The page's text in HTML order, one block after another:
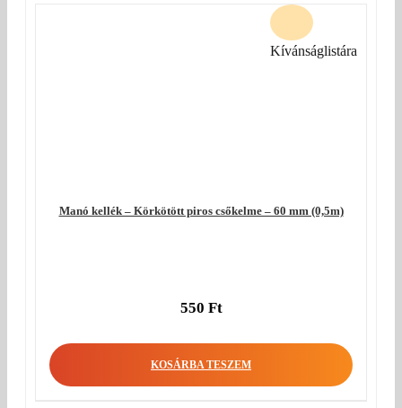
Manó kellék – Körkötött piros csőkelme – 60 mm (0,5m)
550 Ft
KOSÁRBA TESZEM
Kívánságlistára